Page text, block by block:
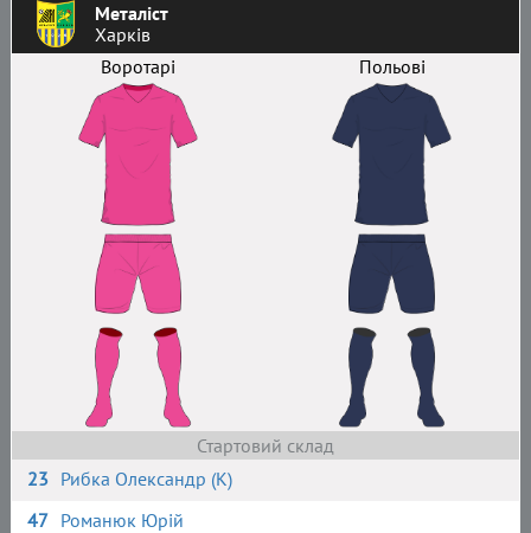
Металіст
Харків
Воротарі
Польові
Стартовий склад
23 Рибка Олександр (К)
47 Романюк Юрій